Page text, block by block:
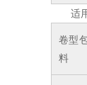
适
卷型
料